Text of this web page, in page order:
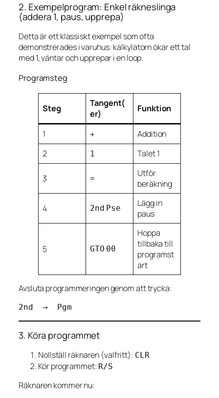
2. Exempelprogram: Enkel räkneslinga
(addera 1, paus, upprepa)
Detta är ett klassiskt exempel som ofta
demonstrerades i varuhus: kalkylatorn ökar ett tal
med 1, väntar och upprepar i en loop.
Programsteg
Steg
Tangent(
er)
Funktion
1 +
Addition
2
1 Talet 1
3 =
Utför
beräkning
4 2nd Pse
Lägg in
paus
5 GTO 00
Hoppa
tillbaka till
programst
art
Avsluta programmeringen genom att trycka:
3. Köra programmet
Nollställ räknaren (valfritt): CLR
Kör programmet: R/S
Räknaren kommer nu: